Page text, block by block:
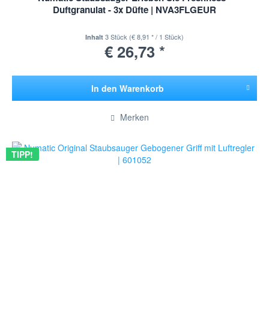
Duftgranulat - 3x Düfte | NVA3FLGEUR
Inhalt3 Stück (€ 8,91 * / 1 Stück)
€ 26,73 *
In den Warenkorb
Merken
TIPP!